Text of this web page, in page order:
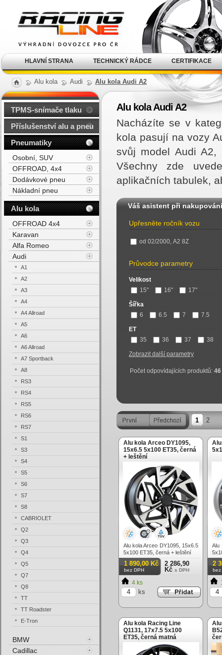
Alu kola Audi Alu kola Audi A2
Alu kola Audi A2
Nacházíte se v
kola pasují na vozy
svůj model Audi
Všechny zde
aplikačních tabulek,
Váš asistent při nakupování
Upřesněte ročník vozu
od 02/2000, A2 8Z
Průvodce parametry
Velikost
15"
16" 17"
Šířka
6
6.5 7 7.5
ET
35
36 37 38
Zobrazit další parametry
Počet odpovídajících produktů:46
1 2
Alu kola Arceo DY1095,
15x6.5 5x100 ET35, černá
+ leštění
Alu kola Arceo DY1095, 15x6.5
5x100 ET35, černá + leštění
1 890,00 Kč
bez DPH
2 286,90
Kč s DPH
4 ks
ks
2
bez
Alu kola Racing Line
Q1131, 17x7.5 5x100
ET35, černá matná
TPMS-snímače tlaku
Příslušenství alu a pneu
Pneumatiky
Osobní, SUV
OFFROAD, 4x4
Dodávkové pneu
Nákladní pneu
Alu kola
OFFROAD 4x4
Karavan
Alfa Romeo
Audi
A1
A2
A3
A4
A4 Allroad
A5
A6
A6 Allroad
A7 Sportback
A8
RS3
RS4
RS5
RS6
RS7
S1
S3
S4
S5
S6
S7
S8
CABRIOLET
Q2
Q3
Q4
Q5
Q7
Q8
TT
TT Roadster
E-Tron
BMW
Cadillac
kola Racing Line
HLAVNÍ STRANA TECHNICKÝ RÁDCE CERTIFIKACE